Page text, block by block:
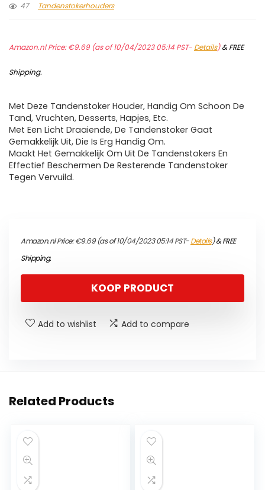
47
Tandenstokerhouders
Amazon.nl Price:€9.69(as of 10/04/2023 05:14 PST- Details)&FREE
Shipping.
Met Deze Tandenstoker Houder, Handig Om Schoon De
Tand, Vruchten, Desserts, Hapjes, Etc.
Met Een Licht Draaiende, De Tandenstoker Gaat
Gemakkelijk Uit, Die Is Erg Handig Om.
Maakt Het Gemakkelijk Om Uit De Tandenstokers En
Effectief Beschermen De Resterende Tandenstoker
Tegen Vervuild.
Amazon.nl Price:€9.69(as of 10/04/2023 05:14 PST-Details)&FREE
Shipping.
KOOP PRODUCT
Add to wishlist Add to compare
Related Products